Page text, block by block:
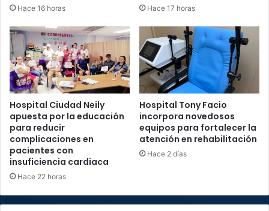
Hace 16 horas Hace 17 horas
Hospital Ciudad Neily
apuesta por la educación
para reducir
complicaciones en
pacientes con
insuficiencia cardiaca
Hace 22 horas
Hospital Tony Facio
incorpora novedosos
equipos para fortalecer la
atención en rehabilitación
Hace 2 días